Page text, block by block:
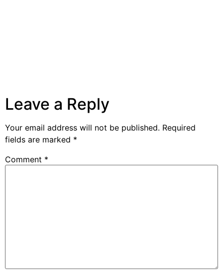
Leave a Reply
Your email address will not be published. Required
fields are marked *
Comment *